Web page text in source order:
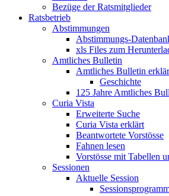
Bezüge der Ratsmitglieder
Ratsbetrieb
Abstimmungen
Abstimmungs-
xls Files zum
Amtliches Bulletin
Amtliches Bulletin
Geschichte
125 Jahre Amtliches
Curia Vista
Erweiterte Suche
Curia Vista erklärt
Beantwortete Vorstösse
Fahnen lesen
Vorstösse mit Tabellen
Sessionen
Aktuelle Session